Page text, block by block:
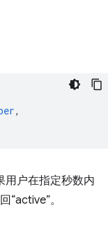
,
用户在指定秒数内
“active”。